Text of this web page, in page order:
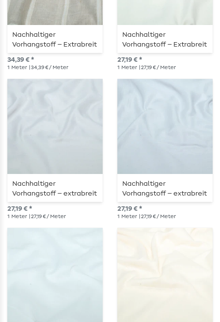
Nachhaltiger
Vorhangstoff – Extrabreit
310 cm, Natur mit feinen
Streifen
34,39 € *
1 Meter | 34,39 € / Meter
Nachhaltiger
Vorhangstoff – Extrabreit
330 cm in elegantem
Creme
27,19 € *
1 Meter | 27,19 € / Meter
Nachhaltiger
Vorhangstoff – extrabreit
330 cm in elegantem
Hellgrau
27,19 € *
1 Meter | 27,19 € / Meter
Nachhaltiger
Vorhangstoff – extrabreit
330 cm in elegantem
Lichtgrau
27,19 € *
1 Meter | 27,19 € / Meter